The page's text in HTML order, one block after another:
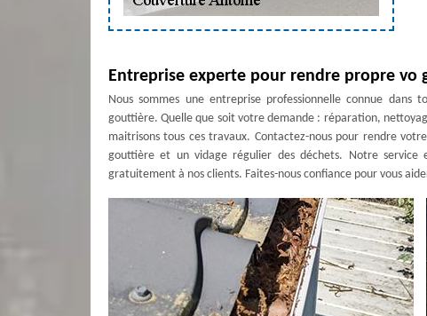
Entreprise experte pour rendre propre vo
Nous sommes une entreprise professionnelle connue
gouttière. Quelle que soit votre demande : réparation,
maitrisons tous ces travaux. Contactez-nous pour rendre
gouttière et un vidage régulier des déchets. Notre service
gratuitement à nos clients. Faites-nous confiance pour vous